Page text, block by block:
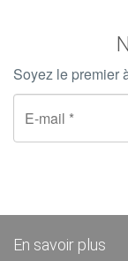
Soyez le premier
En savoir plus